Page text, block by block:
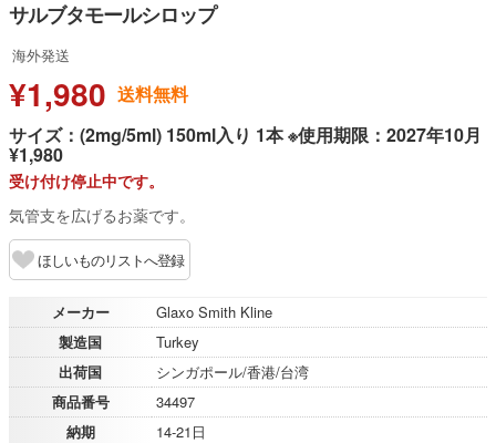
サルブタモールシロップ
海外発送
¥1,980 送料無料
サイズ：(2mg/5ml) 150ml入り 1本 ※使用期限：2027年10月
¥1,980
受け付け停止中です。
気管支を広げるお薬です。
ほしいものリストへ登録
メーカー
Glaxo Smith Kline
製造国
Turkey
出荷国
シンガポール/香港/台湾
商品番号
34497
納期
14-21日